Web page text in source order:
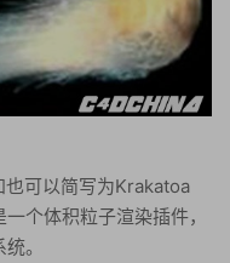
可以简写为Krakatoa
个体积粒子渲染插件，
。